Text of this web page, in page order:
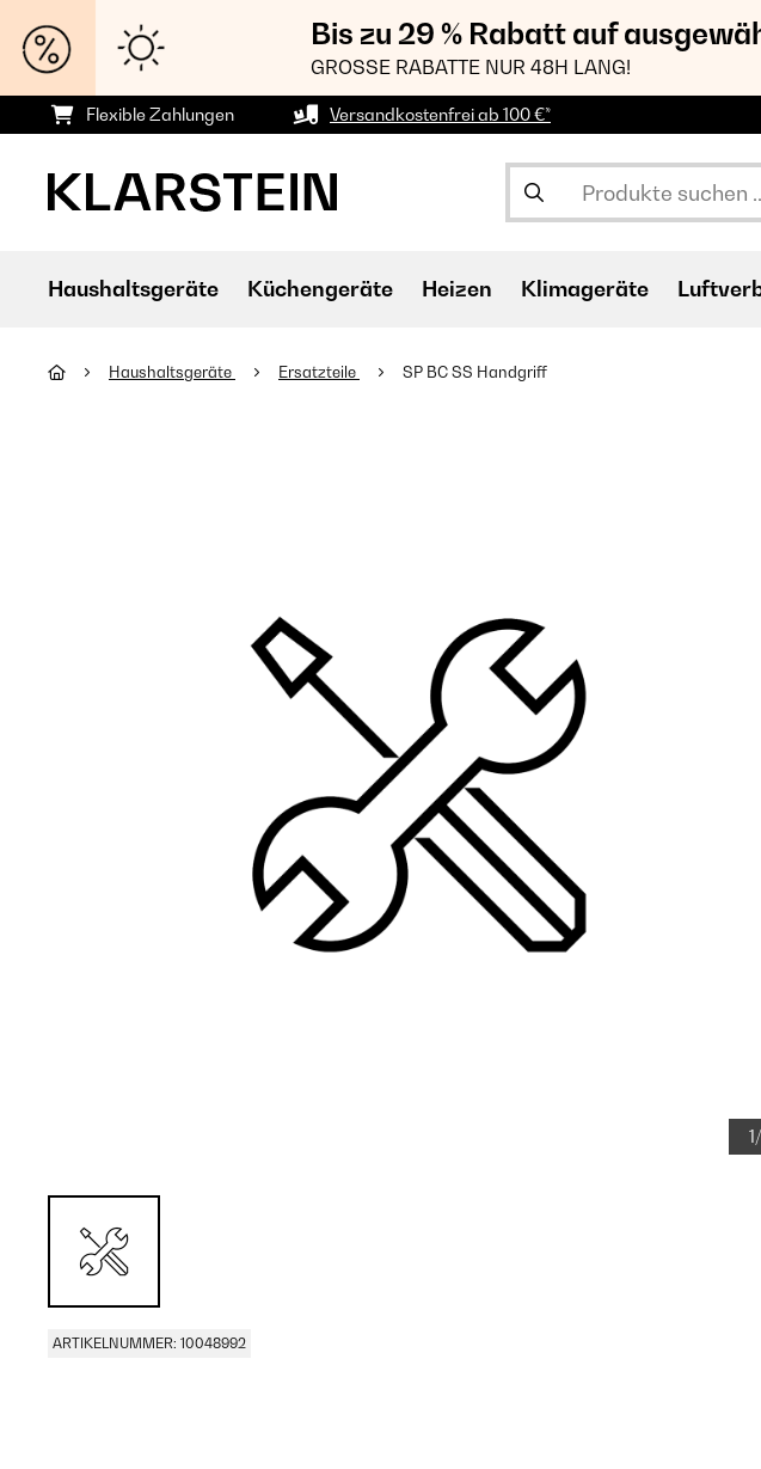
Bis zu 29 % Rabatt auf
GROSSE RABATTE NUR 48H LANG!
Flexible Zahlungen Versandkostenfrei ab 100 €*
Haushaltsgeräte Küchengeräte Heizen Klimageräte
Haushaltsgeräte Ersatzteile SP BC SS Handgriff
ARTIKELNUMMER: 10048992